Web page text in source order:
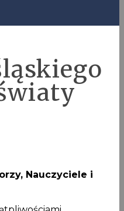
Nauczyciele i